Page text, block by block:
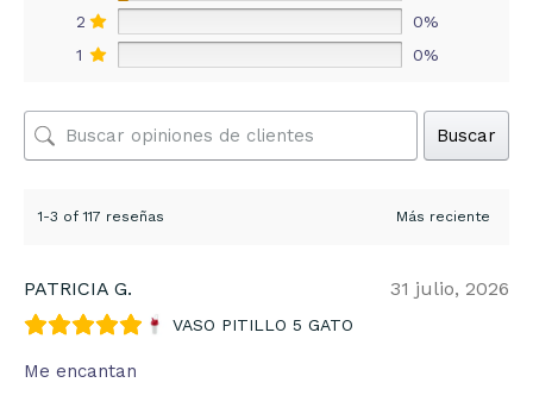
2
0%
1
0%
Buscar
1-3 of 117 reseñas
PATRICIA G. 31 julio, 2026
VASO PITILLO 5 GATO
Me encantan